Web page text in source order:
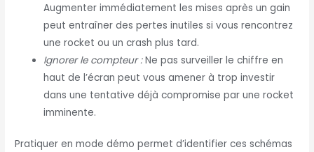
Augmenter immédiatement les mises après un gain
peut entraîner des pertes inutiles si vous rencontrez
une rocket ou un crash plus tard.
Ignorer le compteur :Ne pas surveiller le chiffre en
haut de l’écran peut vous amener à trop investir
dans une tentative déjà compromise par une rocket
imminente.
Pratiquer en mode démo permet d’identifier ces schémas